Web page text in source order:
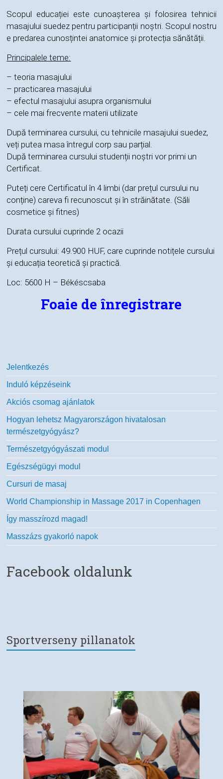
Scopul educației este cunoașterea și folosirea tehnicii
masajului suedez pentru participanții noștri. Scopul nostru
e predarea cunosțintei anatomice și protecția sănătății.
Principalele teme:
– teoria masajului
– practicarea masajului
– efectul masajului asupra organismului
– cele mai frecvente materii utilizate
După terminarea cursului, cu tehnicile masajului suedez,
veți putea masa întregul corp sau parțial.
După terminarea cursului studenții noștri vor primi un
Certificat.
Puteți cere Certificatul în 4 limbi (dar prețul cursului nu
conține) careva fi recunoscut și în străinătate. (Săli
cosmetice și fitnes)
Durata cursului cuprinde 2 ocazii
Prețul cursului: 49.900 HUF, care cuprinde notițele cursului
și educația teoretică și practică.
Loc: 5600 H – Békéscsaba
Foaie de înregistrare
Jelentkezés
Induló képzéseink
Akciós csomag ajánlatok
Hogyan lehetsz Magyarországon hivatalosan
természetgyógyász?
Természetgyógyászati modul
Egészségügyi modul
Cursuri de masaj
World Championship in Massage 2017 in Copenhagen
Így masszírozd magad!
Masszázs gyakorló napok
Facebook oldalunk
Sportverseny pillanatok